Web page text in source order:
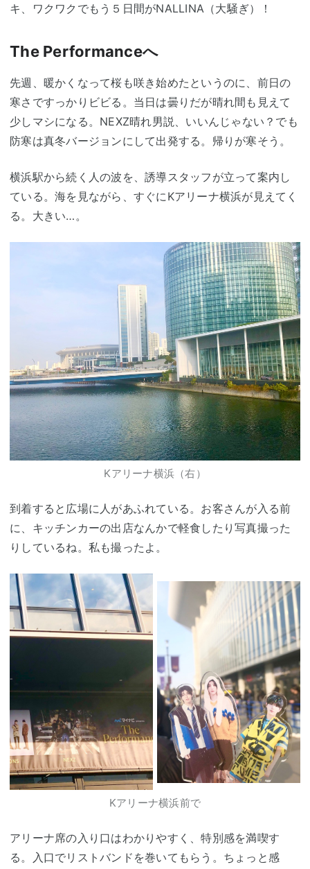
キ、ワクワクでもう５日間がNALLINA（大騒ぎ）！
The Performanceへ
先週、暖かくなって桜も咲き始めたというのに、前日の
寒さですっかりビビる。当日は曇りだが晴れ間も見えて
少しマシになる。NEXZ晴れ男説、いいんじゃない？でも
防寒は真冬バージョンにして出発する。帰りが寒そう。
横浜駅から続く人の波を、誘導スタッフが立って案内し
ている。海を見ながら、すぐにKアリーナ横浜が見えてく
る。大きい…。
Kアリーナ横浜（右）
到着すると広場に人があふれている。お客さんが入る前
に、キッチンカーの出店なんかで軽食したり写真撮った
りしているね。私も撮ったよ。
Kアリーナ横浜前で
アリーナ席の入り口はわかりやすく、特別感を満喫す
る。入口でリストバンドを巻いてもらう。ちょっと感